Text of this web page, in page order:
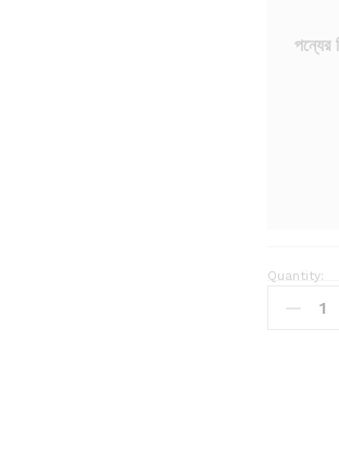
পন্যের
K
Quantity: